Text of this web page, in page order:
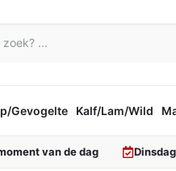
Gevogelte Kalf/Lam/Wild
van de dag